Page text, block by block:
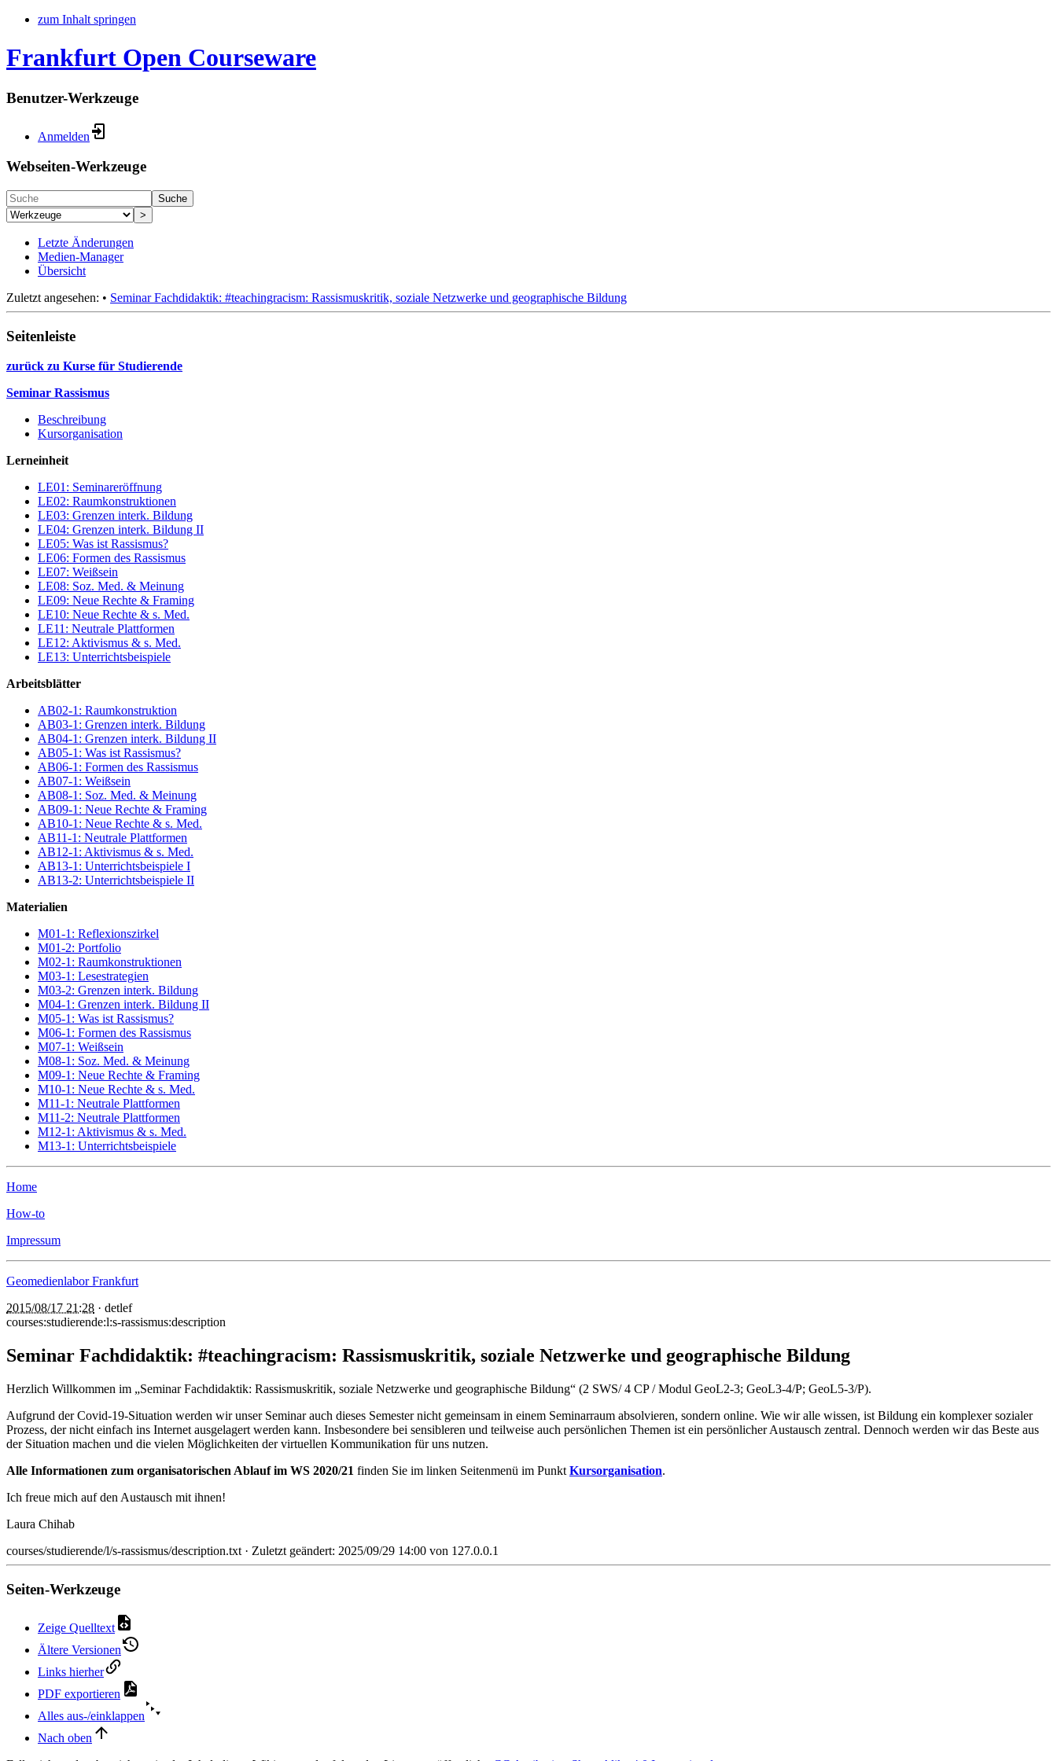
zum Inhalt springen
Frankfurt Open Courseware
Benutzer-Werkzeuge
Anmelden
Webseiten-Werkzeuge
Suche
>
Letzte Änderungen
Medien-Manager
Übersicht
Zuletzt angesehen: • Seminar Fachdidaktik: #teachingracism: Rassismuskritik, soziale Netzwerke und geographische Bildung
Seitenleiste
zurück zu Kurse für Studierende
Seminar Rassismus
Beschreibung
Kursorganisation
Lerneinheit
LE01: Seminareröffnung
LE02: Raumkonstruktionen
LE03: Grenzen interk. Bildung
LE04: Grenzen interk. Bildung II
LE05: Was ist Rassismus?
LE06: Formen des Rassismus
LE07: Weißsein
LE08: Soz. Med. & Meinung
LE09: Neue Rechte & Framing
LE10: Neue Rechte & s. Med.
LE11: Neutrale Plattformen
LE12: Aktivismus & s. Med.
LE13: Unterrichtsbeispiele
Arbeitsblätter
AB02-1: Raumkonstruktion
AB03-1: Grenzen interk. Bildung
AB04-1: Grenzen interk. Bildung II
AB05-1: Was ist Rassismus?
AB06-1: Formen des Rassismus
AB07-1: Weißsein
AB08-1: Soz. Med. & Meinung
AB09-1: Neue Rechte & Framing
AB10-1: Neue Rechte & s. Med.
AB11-1: Neutrale Plattformen
AB12-1: Aktivismus & s. Med.
AB13-1: Unterrichtsbeispiele I
AB13-2: Unterrichtsbeispiele II
Materialien
M01-1: Reflexionszirkel
M01-2: Portfolio
M02-1: Raumkonstruktionen
M03-1: Lesestrategien
M03-2: Grenzen interk. Bildung
M04-1: Grenzen interk. Bildung II
M05-1: Was ist Rassismus?
M06-1: Formen des Rassismus
M07-1: Weißsein
M08-1: Soz. Med. & Meinung
M09-1: Neue Rechte & Framing
M10-1: Neue Rechte & s. Med.
M11-1: Neutrale Plattformen
M11-2: Neutrale Plattformen
M12-1: Aktivismus & s. Med.
M13-1: Unterrichtsbeispiele
Home
How-to
Impressum
Geomedienlabor Frankfurt
2015/08/17 21:28 · detlef
courses:studierende:l:s-rassismus:description
Seminar Fachdidaktik: #teachingracism: Rassismuskritik, soziale Netzwerke und geographische Bildung
Herzlich Willkommen im „Seminar Fachdidaktik: Rassismuskritik, soziale Netzwerke und geographische Bildung“ (2 SWS/ 4 CP / Modul GeoL2-3; GeoL3-4/P; GeoL5-3/P).
Aufgrund der Covid-19-Situation werden wir unser Seminar auch dieses Semester nicht gemeinsam in einem Seminarraum absolvieren, sondern online. Wie wir alle wissen, ist Bildung ein komplexer sozialer
Prozess, der nicht einfach ins Internet ausgelagert werden kann. Insbesondere bei sensibleren und teilweise auch persönlichen Themen ist ein persönlicher Austausch zentral. Dennoch werden wir das Beste aus
der Situation machen und die vielen Möglichkeiten der virtuellen Kommunikation für uns nutzen.
Alle Informationen zum organisatorischen Ablauf im WS 2020/21 finden Sie im linken Seitenmenü im Punkt Kursorganisation.
Ich freue mich auf den Austausch mit ihnen!
Laura Chihab
courses/studierende/l/s-rassismus/description.txt · Zuletzt geändert: 2025/09/29 14:00 von 127.0.0.1
Seiten-Werkzeuge
Zeige Quelltext
Ältere Versionen
Links hierher
PDF exportieren
Alles aus-/einklappen
Nach oben